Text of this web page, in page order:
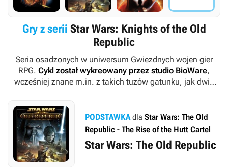
Gry z serii Star Wars: Knights of the Old
Republic
Seria osadzonych w uniwersum Gwiezdnych wojen gier
RPG. Cykl został wykreowany przez studio BioWare,
wcześniej znane m.in. z takich tuzów gatunku, jak dwie
czasem w jego historii zapisały się również studia Obsidian
Entertainment, Aspyr Media oraz Saber Interactive.
PODSTAWKAdla Star Wars: The Old
Republic - The Rise of the Hutt Cartel
Star Wars: The Old Republic